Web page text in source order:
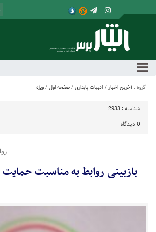
گروه : آخرین اخبار / ادبیات پایداری / صفحه اول / ویژه
شناسه : 2933
0 دیدگاه
بازبینی روابط به مناسبت